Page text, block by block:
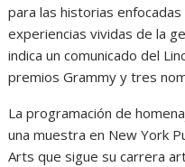
para las historias
experiencias vividas de la
indica un comunicado del
premios Grammy y tres
La programación de
una muestra en New York
Arts que sigue su carrera